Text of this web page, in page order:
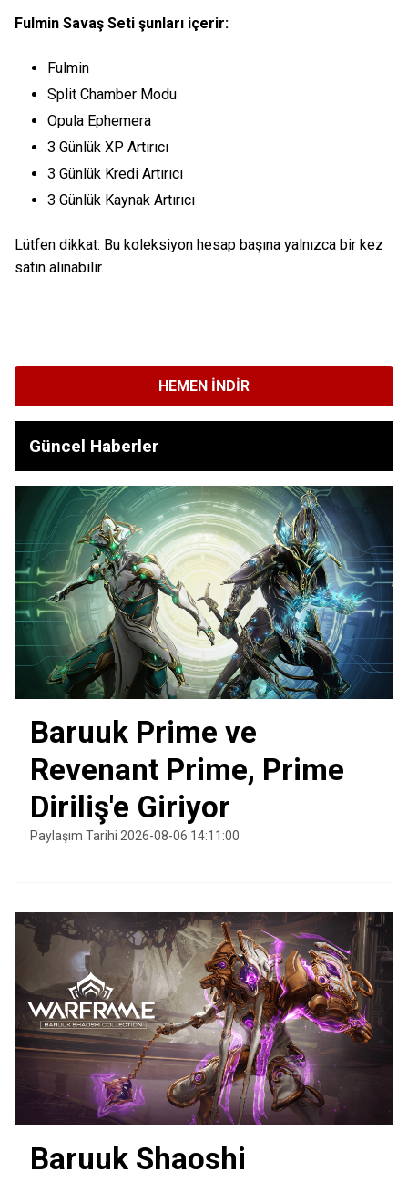
Fulmin Savaş Seti şunları içerir:
Fulmin
Split Chamber Modu
Opula Ephemera
3 Günlük XP Artırıcı
3 Günlük Kredi Artırıcı
3 Günlük Kaynak Artırıcı
Lütfen dikkat: Bu koleksiyon hesap başına yalnızca bir kez
satın alınabilir.
HEMEN İNDIR
Güncel Haberler
Baruuk Prime ve
Revenant Prime, Prime
Diriliş'e Giriyor
Paylaşım Tarihi 2026-08-06 14:11:00
Baruuk Shaoshi